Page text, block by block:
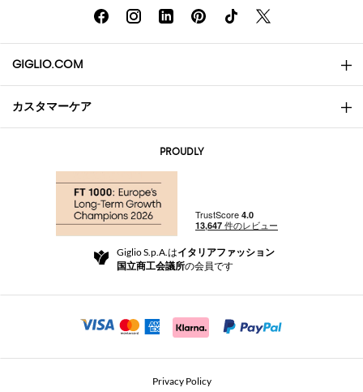
GIGLIO.COM
会社概要
Community Store
Beauty Seekers VIP Club
カスタマーケア
返品と返金
For a safe shopping experience
Security Communication
PROUDLY
Giglio S.p.A.はイタリアファッション
国立商工会議所の会員です
Privacy Policy